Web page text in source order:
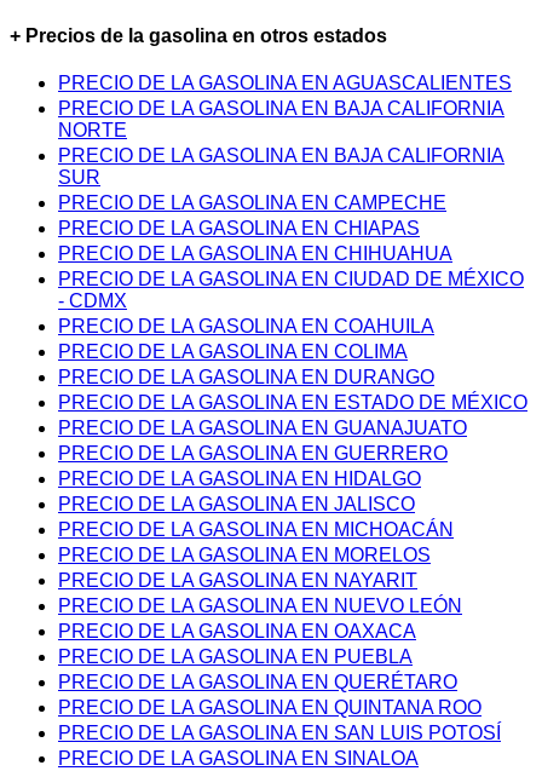
+ Precios de la gasolina en otros estados
PRECIO DE LA GASOLINA EN AGUASCALIENTES
PRECIO DE LA GASOLINA EN BAJA CALIFORNIA
NORTE
PRECIO DE LA GASOLINA EN BAJA CALIFORNIA
SUR
PRECIO DE LA GASOLINA EN CAMPECHE
PRECIO DE LA GASOLINA EN CHIAPAS
PRECIO DE LA GASOLINA EN CHIHUAHUA
PRECIO DE LA GASOLINA EN CIUDAD DE MÉXICO
- CDMX
PRECIO DE LA GASOLINA EN COAHUILA
PRECIO DE LA GASOLINA EN COLIMA
PRECIO DE LA GASOLINA EN DURANGO
PRECIO DE LA GASOLINA EN ESTADO DE MÉXICO
PRECIO DE LA GASOLINA EN GUANAJUATO
PRECIO DE LA GASOLINA EN GUERRERO
PRECIO DE LA GASOLINA EN HIDALGO
PRECIO DE LA GASOLINA EN JALISCO
PRECIO DE LA GASOLINA EN MICHOACÁN
PRECIO DE LA GASOLINA EN MORELOS
PRECIO DE LA GASOLINA EN NAYARIT
PRECIO DE LA GASOLINA EN NUEVO LEÓN
PRECIO DE LA GASOLINA EN OAXACA
PRECIO DE LA GASOLINA EN PUEBLA
PRECIO DE LA GASOLINA EN QUERÉTARO
PRECIO DE LA GASOLINA EN QUINTANA ROO
PRECIO DE LA GASOLINA EN SAN LUIS POTOSÍ
PRECIO DE LA GASOLINA EN SINALOA